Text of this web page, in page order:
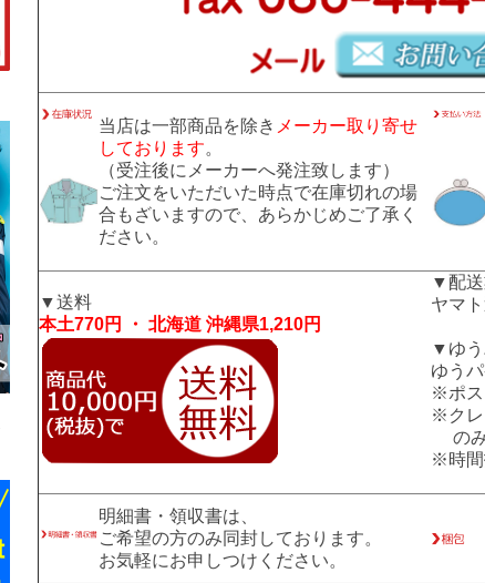
当店は一部商品を除き メーカー取り寄せ
しております。
（受注後にメーカーへ発注致します）
ご注文をいただいた時点で在庫切れの場
合もざいますので、あらかじめご了承く
ださい。
▼送料
本土770円 ・ 北海道 沖縄県1,210円
▼配
ヤマ
▼ゆう
ゆう
※ポス
※ク
のみ
※時間
明細書・領収書は、
ご希望の方のみ同封しております。
お気軽にお申しつけください。